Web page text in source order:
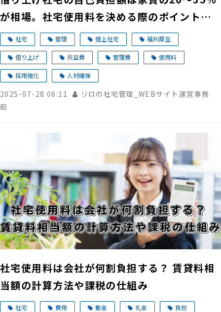
が相場。社宅使用料を決める際のポイントと
は
社宅 管理 借上社宅 福利厚生
借り上げ 共益費 管理費 使用料
採用強化 人材確保
2025-07-28 06:11
リロの社宅管理_WEBサイト運営事務
局
社宅使用料は会社が何割負担する？ 賃貸料相
当額の計算方法や課税の仕組み
社宅 費用 敷金 礼金 負担